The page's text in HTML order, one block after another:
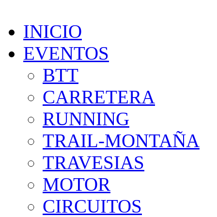
INICIO
EVENTOS
BTT
CARRETERA
RUNNING
TRAIL-MONTAÑA
TRAVESIAS
MOTOR
CIRCUITOS